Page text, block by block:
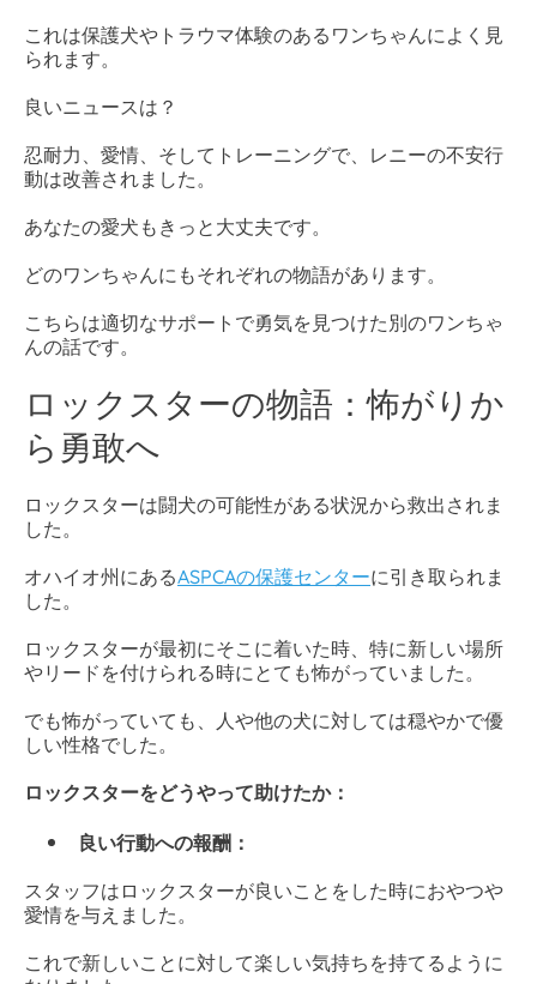
これは保護犬やトラウマ体験のあるワンちゃんによく見
られます。
良いニュースは？
忍耐力、愛情、そしてトレーニングで、レニーの不安行
動は改善されました。
あなたの愛犬もきっと大丈夫です。
どのワンちゃんにもそれぞれの物語があります。
こちらは適切なサポートで勇気を見つけた別のワンちゃ
んの話です。
ロックスターの物語：怖がりか
ら勇敢へ
ロックスターは闘犬の可能性がある状況から救出されま
した。
オハイオ州にあるASPCAの保護センターに引き取られま
した。
ロックスターが最初にそこに着いた時、特に新しい場所
やリードを付けられる時にとても怖がっていました。
でも怖がっていても、人や他の犬に対しては穏やかで優
しい性格でした。
ロックスターをどうやって助けたか：
良い行動への報酬：
スタッフはロックスターが良いことをした時におやつや
愛情を与えました。
これで新しいことに対して楽しい気持ちを持てるように